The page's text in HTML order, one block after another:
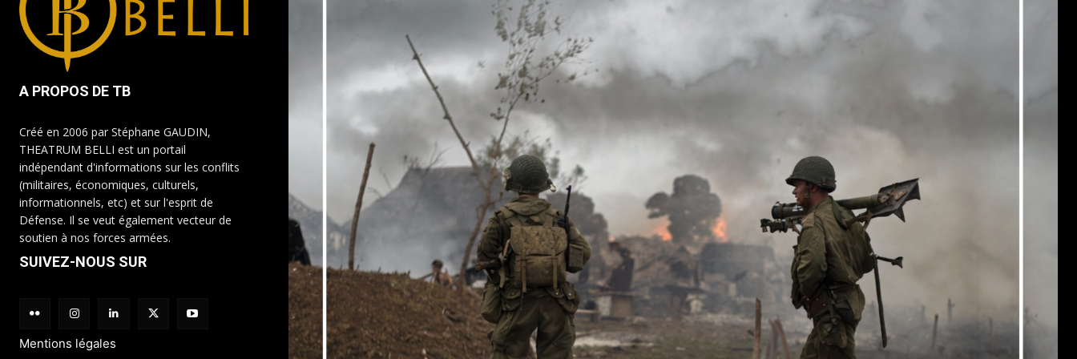
A PROPOS DE TB
Créé en 2006 par Stéphane GAUDIN,
THEATRUM BELLI est un portail
indépendant d'informations sur les conflits
(militaires, économiques, culturels,
informationnels, etc) et sur l'esprit de
Défense. Il se veut également vecteur de
soutien à nos forces armées.
SUIVEZ-NOUS SUR
Mentions légales